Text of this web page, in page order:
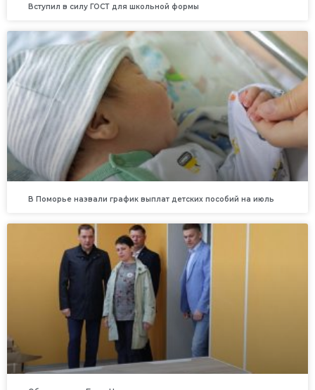
Вступил в силу ГОСТ для школьной формы
В Поморье назвали график выплат детских пособий на июль